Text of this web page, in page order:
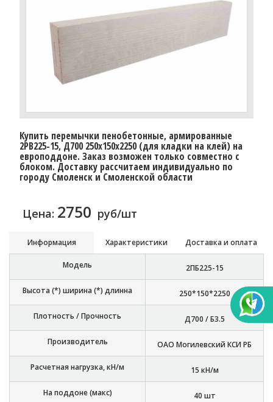
Купить перемычки пенобетонные, армированные
2PB225-15, Д700 250х150х2250 (для кладки на клей) на
европоддоне. Заказ возможен только совместно с
блоком. Доставку расcчитаем индивидуально по
городу Смоленск и Смоленской области
Цена: 2750 руб/шт
Информация Характеристики Доставка и оплата
Модель 2ПБ225-15
Высота (*) ширина (*) длинна 250*150*2250
Плотность / Прочность Д700 / Б3.5
Производитель ОАО Могилевский КСИ РБ
Расчетная нагрузка, кН/м 15 кН/м
На поддоне (макс) 40 шт